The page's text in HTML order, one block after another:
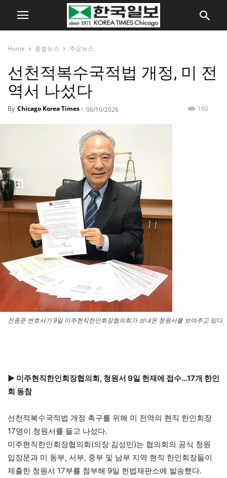
Home 종합뉴스 주요뉴스
선천적복수국적법 개정, 미 전
역서 나섰다
By Chicago Korea Times- 06/10/2026 160
전종준 변호사가 9일 미주현직한인회장협의회가 보내온 청원서를 보여주고 있다.
▶ 미주현직한인회장협의회, 청원서 9일 헌재에 접수…17개 한인
회 동참
선천적복수국적법 개정 촉구를 위해 미 전역의 현직 한인회장
17명이 청원서를 들고 나섰다.
미주현직한인회장협의회(의장 김성민)는 협의회의 공식 청원
입장문과 미 동부, 서부, 중부 및 남부 지역 현직 한인회장들이
제출한 청원서 17부를 첨부해 9일 헌법재판소에 발송했다.